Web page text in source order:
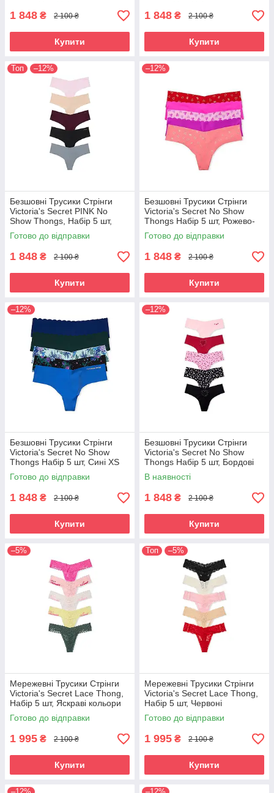
1 848 ₴ 2 100 ₴
Купити
1 848 ₴ 2 100 ₴
Купити
Топ –12%
Безшовні Трусики Стрінги
Victoria's Secret PINK No
Show Thongs, Набір 5 шт,
Базові
Готово до відправки
1 848 ₴ 2 100 ₴
Купити
–12%
Безшовні Трусики Стрінги
Victoria's Secret No Show
Thongs Набір 5 шт, Рожево-
червоний L
Готово до відправки
1 848 ₴ 2 100 ₴
Купити
–12%
Безшовні Трусики Стрінги
Victoria's Secret No Show
Thongs Набір 5 шт, Сині XS
Готово до відправки
1 848 ₴ 2 100 ₴
Купити
–12%
Безшовні Трусики Стрінги
Victoria's Secret No Show
Thongs Набір 5 шт, Бордові
В наявності
1 848 ₴ 2 100 ₴
Купити
–5%
Мережевні Трусики Стрінги
Victoria's Secret Lace Thong,
Набір 5 шт, Яскраві кольори
Готово до відправки
1 995 ₴ 2 100 ₴
Купити
Топ –5%
Мережевні Трусики Стрінги
Victoria's Secret Lace Thong,
Набір 5 шт, Червоні
Готово до відправки
1 995 ₴ 2 100 ₴
Купити